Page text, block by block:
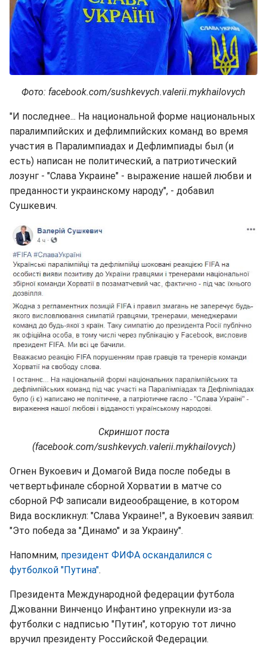
Фото: facebook.com/sushkevych.valerii.mykhailovych
"И последнее... На национальной форме национальных
паралимпийских и дефлимпийских команд во время
участия в Паралимпиадах и Дефлимпиады был (и
есть) написан не политический, а патриотический
лозунг - "Слава Украине" - выражение нашей любви и
преданности украинскому народу", - добавил
Сушкевич.
Скриншот поста
(facebook.com/sushkevych.valerii.mykhailovych)
Огнен Вукоевич и Домагой Вида после победы в
четвертьфинале сборной Хорватии в матче со
сборной РФ записали видеообращение, в котором
Вида воскликнул: "Слава Украине!", а Вукоевич заявил:
"Это победа за "Динамо" и за Украину".
Напомним, президент ФИФА оскандалился с
футболкой "Путина".
Президента Международной федерации футбола
Джованни Винченцо Инфантино упрекнули из-за
футболки с надписью "Путин", которую тот лично
вручил президенту Российской Федерации.